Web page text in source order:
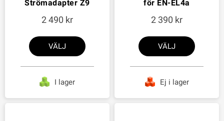
Strömadapter Z9
2 490
VÄLJ
I lager
för EN-EL4a
2 390
VÄLJ
Ej i lager